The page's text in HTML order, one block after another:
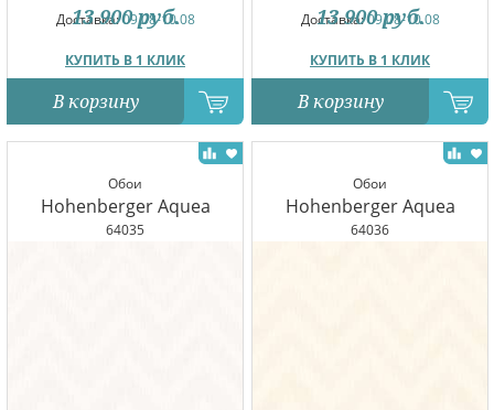
Доставка:09.08-10.08
КУПИТЬ В 1 КЛИК
13 900 руб.
В корзину
Доставка:09.08-10.08
КУПИТЬ В 1 КЛИК
13 900 руб.
В корзину
Обои
Hohenberger Aquea
64035
Обои
Hohenberger Aquea
64036